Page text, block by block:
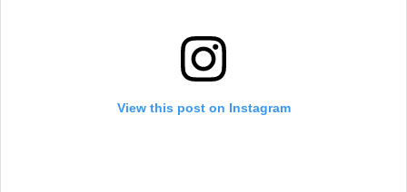
View this post on Instagram